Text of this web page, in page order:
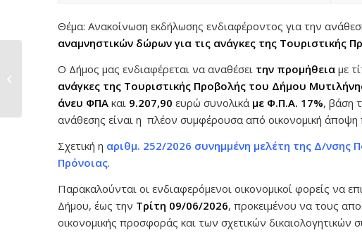
Θέμα: Ανακοίνωση εκδήλωσης ενδιαφέροντος για την
αναμνηστικών δώρων για τις ανάγκες της Τουριστικής
Ο Δήμος μας ενδιαφέρεται να αναθέσει την προμήθεια με
ανάγκες της Τουριστικής Προβολής του Δήμου
άνευ ΦΠΑ και 9.207,90 ευρώ συνολικά με Φ.Π.Α. 17%, βάση
ανάθεσης είναι η πλέον συμφέρουσα από οικονομική άποψη
Σχετική η αριθμ. 252/2026 συνημμένη μελέτη της Δ/νσης
Πρόνοιας.
Παρακαλούνται οι ενδιαφερόμενοι οικονομικοί φορείς να
Δήμου, έως την Τρίτη 09/06/2026, προκειμένου να τους
οικονομικής προσφοράς και των σχετικών δικαιολογητικών
Επίσκεψη του
Δημάρχου Μυτιλήνης,
Παναγιώτη...